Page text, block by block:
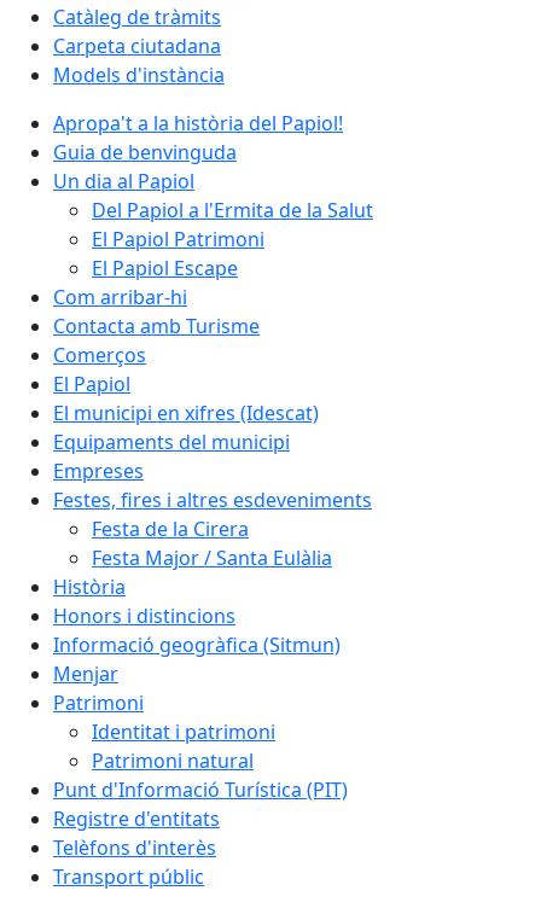
Catàleg de tràmits
Carpeta ciutadana
Models d'instància
Apropa't a la història del Papiol!
Guia de benvinguda
Un dia al Papiol
Del Papiol a l'Ermita de la Salut
El Papiol Patrimoni
El Papiol Escape
Com arribar-hi
Contacta amb Turisme
Comerços
El Papiol
El municipi en xifres (Idescat)
Equipaments del municipi
Empreses
Festes, fires i altres esdeveniments
Festa de la Cirera
Festa Major / Santa Eulàlia
Història
Honors i distincions
Informació geogràfica (Sitmun)
Menjar
Patrimoni
Identitat i patrimoni
Patrimoni natural
Punt d'Informació Turística (PIT)
Registre d'entitats
Telèfons d'interès
Transport públic